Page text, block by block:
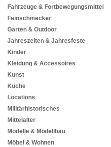
Fahrzeuge & Fortbewegungsmittel
Feinschmecker
Garten & Outdoor
Jahreszeiten & Jahresfeste
Kinder
Kleidung & Accessoires
Kunst
Küche
Locations
Militärhistorisches
Mittelalter
Modelle & Modellbau
Möbel & Wohnen